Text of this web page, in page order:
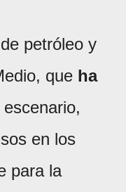
petróleo y
que ha
en los
para la